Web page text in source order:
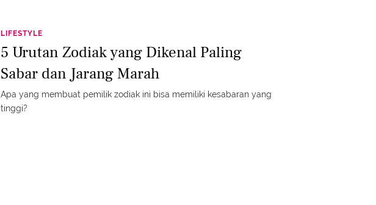
LIFESTYLE
5 Urutan Zodiak yang Dikenal Paling
Sabar dan Jarang Marah
Apa yang membuat pemilik zodiak ini bisa memiliki kesabaran yang
tinggi?